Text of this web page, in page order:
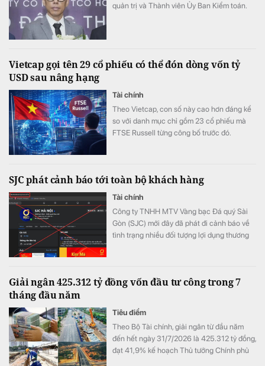
quản trị và Thành viên Ủy Ban Kiểm toán.
Vietcap gọi tên 29 cổ phiếu có thể đón dòng vốn tỷ
USD sau nâng hạng
Tài chính
Theo Vietcap, con số này cao hơn đáng kể
so với danh mục chỉ gồm 23 cổ phiếu mà
FTSE Russell từng công bố trước đó.
SJC phát cảnh báo tới toàn bộ khách hàng
Tài chính
Công ty TNHH MTV Vàng bạc Đá quý Sài
Gòn (SJC) mới đây đã phát đi cảnh báo về
tình trạng nhiều đối tượng lợi dụng thương
Giải ngân 425.312 tỷ đồng vốn đầu tư công trong 7
tháng đầu năm
Tiêu điểm
Theo Bộ Tài chính, giải ngân từ đầu năm
đến hết ngày 31/7/2026 là 425.312 tỷ đồng,
đạt 41,9% kế hoạch Thủ tướng Chính phủ